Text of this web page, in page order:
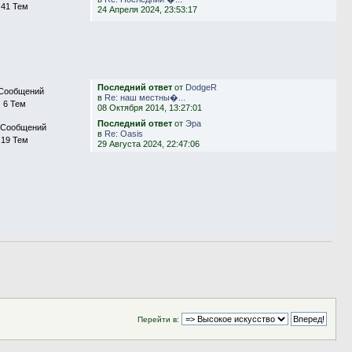
41 Тем
24 Апреля 2024, 23:53:17
6 Тем
Последний ответ от DodgeR
в Re: наш местны�...
08 Октября 2014, 13:27:01
19 Тем
Последний ответ отЭра
в Re: Oasis
29 Августа 2024, 22:47:06
Перейти в: